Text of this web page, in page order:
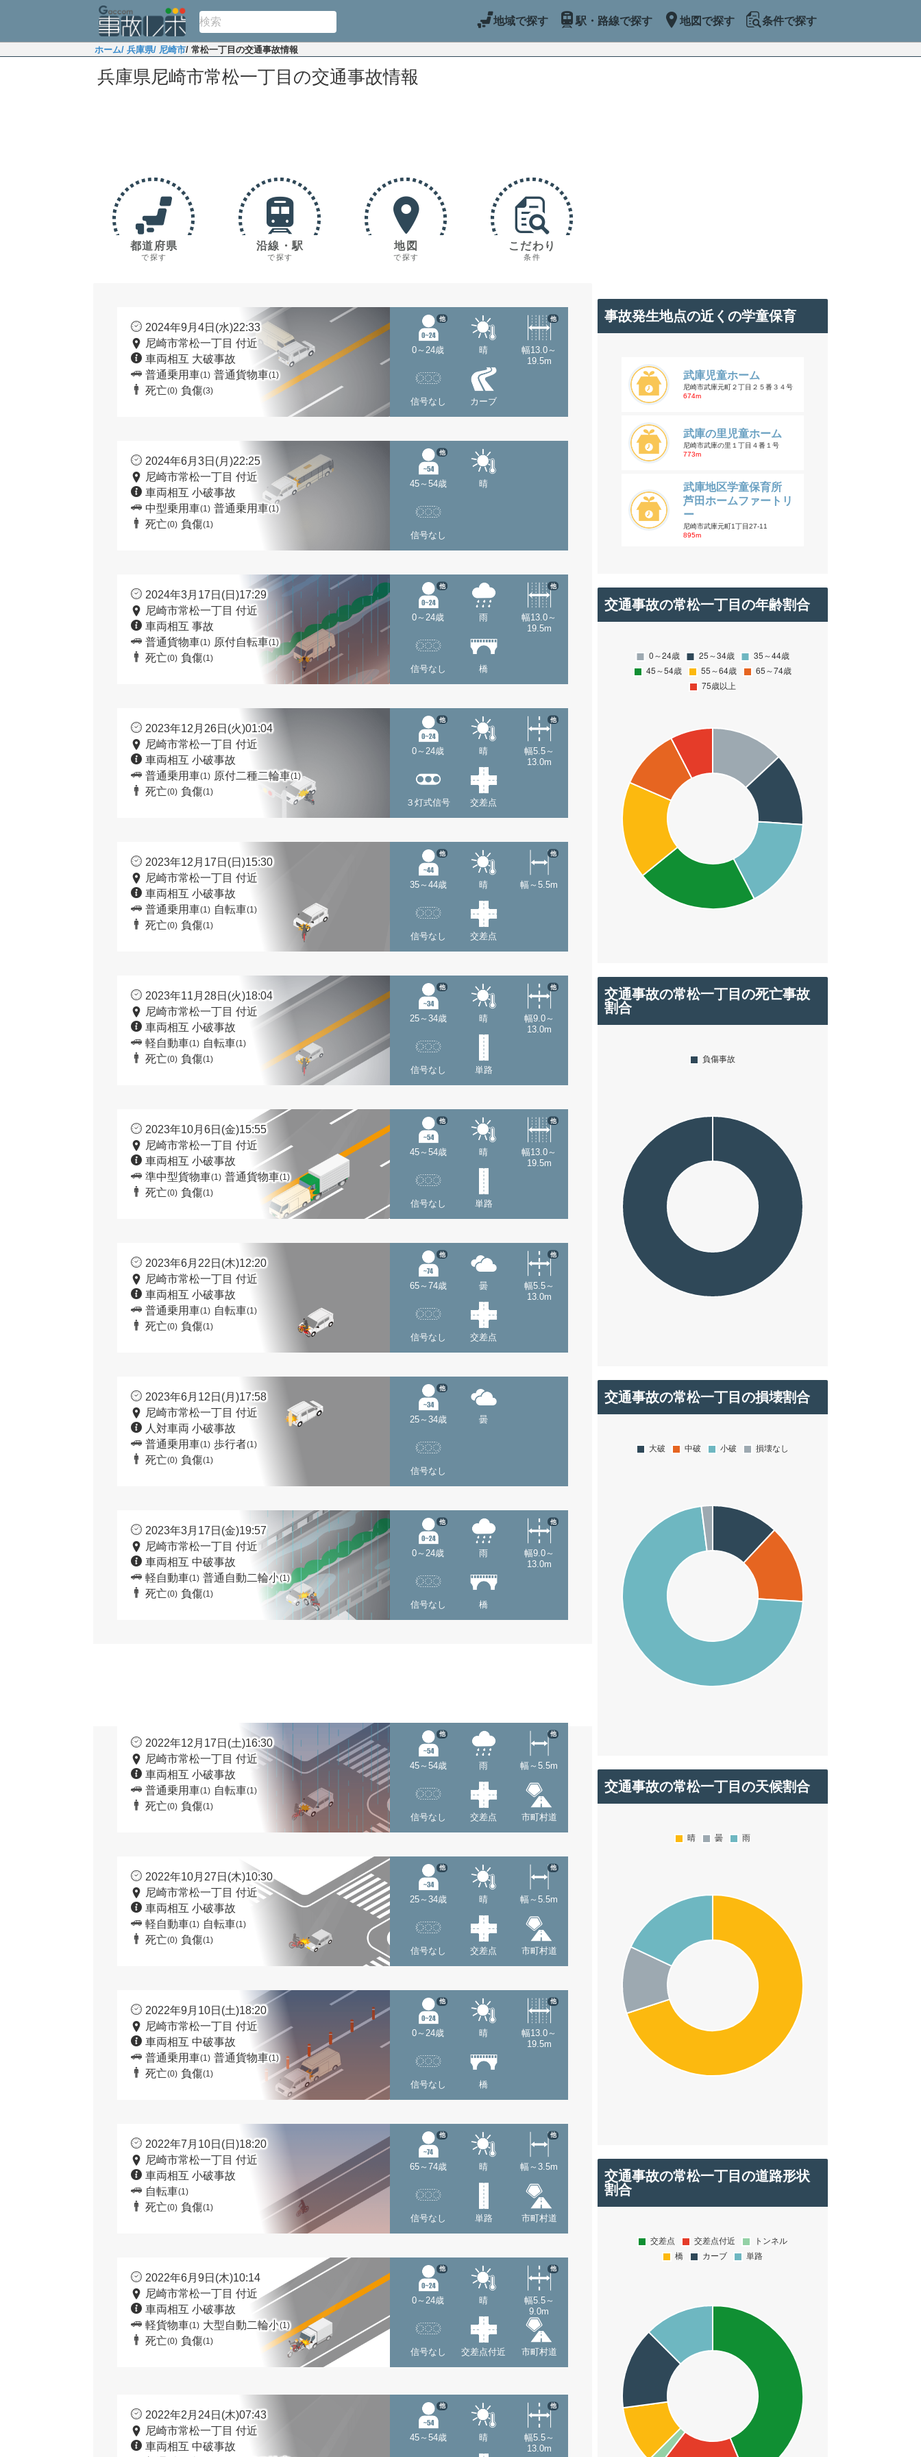
地域で探す 駅・路線で探す 地図で探す 条件で探す
ホーム/ 兵庫県/ 尼崎市/ 常松一丁目の交通事故情報
兵庫県尼崎市常松一丁目の交通事故情報
都道府県
で探す
沿線・駅
で探す
地図
で探す
こだわり
条件
2024年9月4日(水)22:33
尼崎市常松一丁目 付近
車両相互 大破事故
普通乗用車(1) 普通貨物車(1)
死亡(0) 負傷(3)
0～24歳
他
晴
幅13.0～
19.5m
他
信号なし カーブ
2024年6月3日(月)22:25
尼崎市常松一丁目 付近
車両相互 小破事故
中型乗用車(1) 普通乗用車(1)
死亡(0) 負傷(1)
45～54歳
他
晴
信号なし
2024年3月17日(日)17:29
尼崎市常松一丁目 付近
車両相互 事故
普通貨物車(1) 原付自転車(1)
死亡(0) 負傷(1)
0～24歳
他
雨
幅13.0～
19.5m
他
信号なし 橋
2023年12月26日(火)01:04
尼崎市常松一丁目 付近
車両相互 小破事故
普通乗用車(1) 原付二種二輪車(1)
死亡(0) 負傷(1)
0～24歳
他
晴
幅5.5～
13.0m
他
３灯式信号 交差点
2023年12月17日(日)15:30
尼崎市常松一丁目 付近
車両相互 小破事故
普通乗用車(1) 自転車(1)
死亡(0) 負傷(1)
35～44歳
他
晴 幅～5.5m
他
信号なし 交差点
2023年11月28日(火)18:04
尼崎市常松一丁目 付近
車両相互 小破事故
軽自動車(1) 自転車(1)
死亡(0) 負傷(1)
25～34歳
他
晴
幅9.0～
13.0m
他
信号なし 単路
2023年10月6日(金)15:55
尼崎市常松一丁目 付近
車両相互 小破事故
準中型貨物車(1) 普通貨物車(1)
死亡(0) 負傷(1)
45～54歳
他
晴
幅13.0～
19.5m
他
信号なし 単路
2023年6月22日(木)12:20
尼崎市常松一丁目 付近
車両相互 小破事故
普通乗用車(1) 自転車(1)
死亡(0) 負傷(1)
65～74歳
他
曇
幅5.5～
13.0m
他
信号なし 交差点
2023年6月12日(月)17:58
尼崎市常松一丁目 付近
人対車両 小破事故
普通乗用車(1) 歩行者(1)
死亡(0) 負傷(1)
25～34歳
他
曇
信号なし
2023年3月17日(金)19:57
尼崎市常松一丁目 付近
車両相互 中破事故
軽自動車(1) 普通自動二輪小(1)
死亡(0) 負傷(1)
0～24歳
他
雨
幅9.0～
13.0m
他
信号なし 橋
2022年12月17日(土)16:30
尼崎市常松一丁目 付近
車両相互 小破事故
普通乗用車(1) 自転車(1)
死亡(0) 負傷(1)
45～54歳
他
雨 幅～5.5m
他
信号なし 交差点 市町村道
2022年10月27日(木)10:30
尼崎市常松一丁目 付近
車両相互 小破事故
軽自動車(1) 自転車(1)
死亡(0) 負傷(1)
25～34歳
他
晴 幅～5.5m
他
信号なし 交差点 市町村道
2022年9月10日(土)18:20
尼崎市常松一丁目 付近
車両相互 中破事故
普通乗用車(1) 普通貨物車(1)
死亡(0) 負傷(1)
0～24歳
他
晴
幅13.0～
19.5m
他
信号なし 橋
2022年7月10日(日)18:20
尼崎市常松一丁目 付近
車両相互 小破事故
自転車(1)
死亡(0) 負傷(1)
65～74歳
他
晴 幅～3.5m
他
信号なし 単路 市町村道
2022年6月9日(木)10:14
尼崎市常松一丁目 付近
車両相互 小破事故
軽貨物車(1) 大型自動二輪小(1)
死亡(0) 負傷(1)
0～24歳
他
晴
幅5.5～
9.0m
他
信号なし 交差点付近 市町村道
2022年2月24日(木)07:43
尼崎市常松一丁目 付近
車両相互 中破事故
45～54歳
他
晴
幅5.5～
13.0m
他
事故発生地点の近くの学童保育
武庫児童ホーム
尼崎市武庫元町２丁目２５番３４号
674m
武庫の里児童ホーム
尼崎市武庫の里１丁目４番１号
773m
武庫地区学童保育所
芦田ホームファートリ
ー
尼崎市武庫元町1丁目27-11
895m
交通事故の常松一丁目の年齢割合
交通事故の常松一丁目の死亡事故
割合
交通事故の常松一丁目の損壊割合
交通事故の常松一丁目の天候割合
交通事故の常松一丁目の道路形状
割合